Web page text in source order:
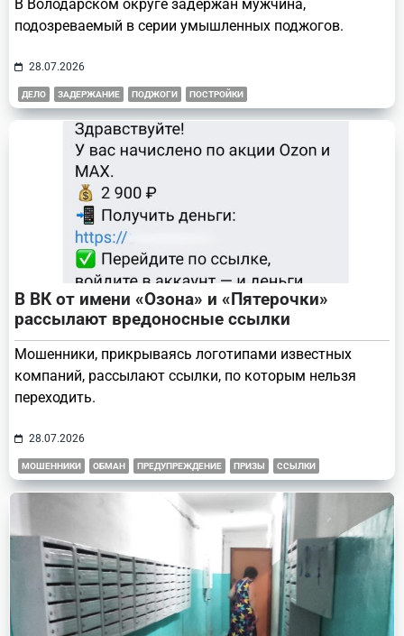
В Володарском округе задержан мужчина,
подозреваемый в серии умышленных поджогов.
28.07.2026
ДЕЛО ЗАДЕРЖАНИЕ ПОДЖОГИ ПОСТРОЙКИ
В ВК от имени «Озона» и «Пятерочки»
рассылают вредоносные ссылки
Мошенники, прикрываясь логотипами известных
компаний, рассылают ссылки, по которым нельзя
переходить.
28.07.2026
МОШЕННИКИ ОБМАН ПРЕДУПРЕЖДЕНИЕ ПРИЗЫ ССЫЛКИ